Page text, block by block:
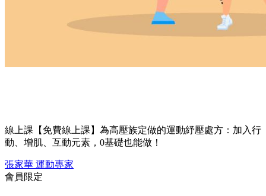
線上課 【免費線上課】為高壓族定做的運動紓壓處方：加入行
動、增肌、互動元素，0基礎也能做！
張家華 運動專家
會員限定